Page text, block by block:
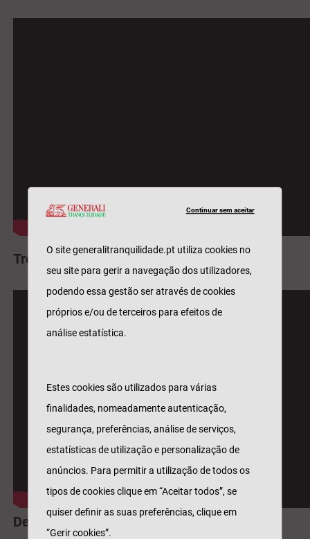
Treino e preparação
Desempenho e conquistas
Continuar sem aceitar
O site generalitranquilidade.pt utiliza cookies no
seu site para gerir a navegação dos utilizadores,
podendo essa gestão ser através de cookies
próprios e/ou de terceiros para efeitos de
análise estatística.
Estes cookies são utilizados para várias
finalidades, nomeadamente autenticação,
segurança, preferências, análise de serviços,
estatísticas de utilização e personalização de
anúncios. Para permitir a utilização de todos os
tipos de cookies clique em “Aceitar todos”, se
quiser definir as suas preferências, clique em
“Gerir cookies”.